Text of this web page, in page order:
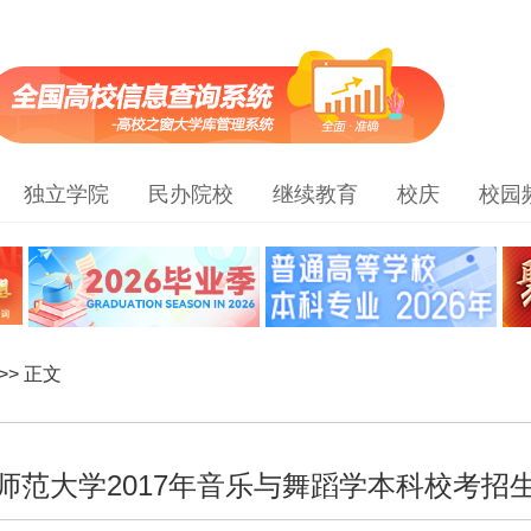
独立学院 民办院校 继续教育 校庆 校园
正文
范大学2017年音乐与舞蹈学本科校考招